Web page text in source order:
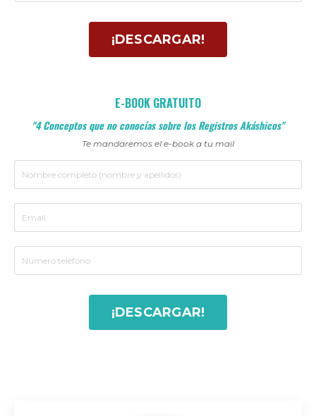
¡DESCARGAR!
E-BOOK GRATUITO
"4 Conceptos que no conocías sobre los Registros Akáshicos"
Te mandaremos el e-book a tu mail
¡DESCARGAR!